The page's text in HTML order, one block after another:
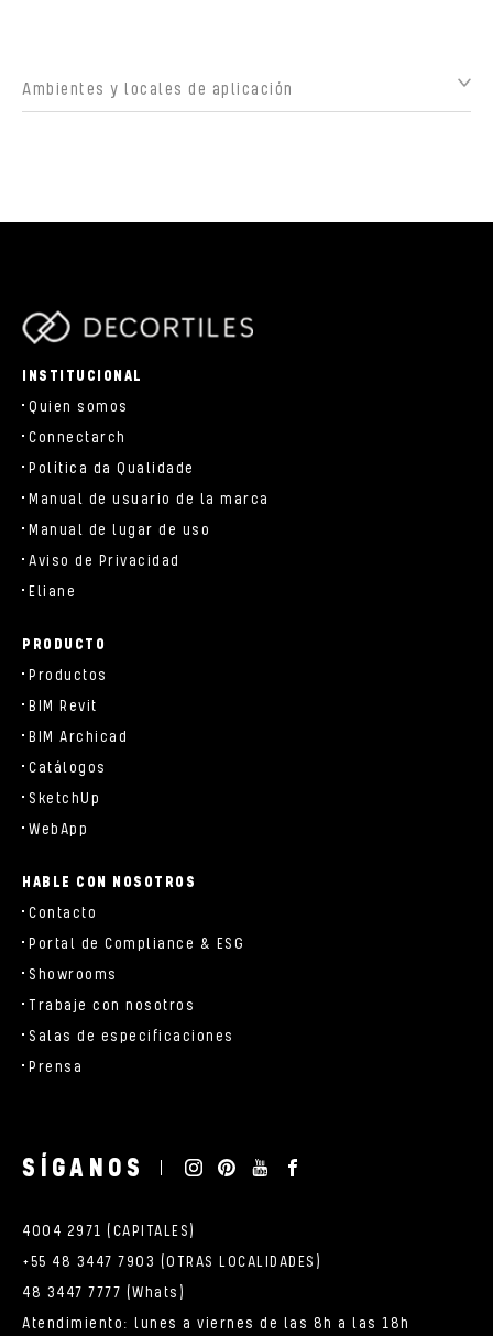
Ambientes y locales de aplicación
INSTITUCIONAL
Quien somos
Connectarch
Política da Qualidade
Manual de usuario de la marca
Manual de lugar de uso
Aviso de Privacidad
Eliane
PRODUCTO
Productos
BIM Revit
BIM Archicad
Catálogos
SketchUp
WebApp
HABLE CON NOSOTROS
Contacto
Portal de Compliance & ESG
Showrooms
Trabaje con nosotros
Salas de especificaciones
Prensa
SÍGANOS
4004 2971 (CAPITALES)
+55 48 3447 7903 (OTRAS LOCALIDADES)
48 3447 7777 (Whats)
Atendimiento: lunes a viernes de las 8h a las 18h